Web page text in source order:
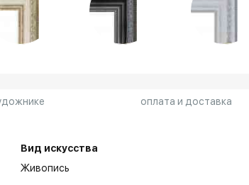
оплата и доставка
Вид искусства
Живопись